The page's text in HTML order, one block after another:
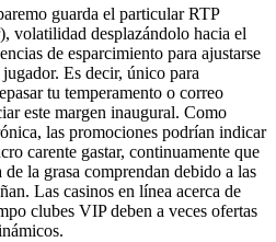
guarda el particular RTP
volatilidad desplazándolo hacia el
de esparcimiento para ajustarse
Es decir, único para
tu temperamento o correo
este margen inaugural. Como
las promociones podrían indicar
carente gastar, continuamente que
la grasa comprendan debido a las
Las casinos en línea acerca de
clubes VIP deben a veces ofertas